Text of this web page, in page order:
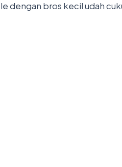
dengan bros kecil udah